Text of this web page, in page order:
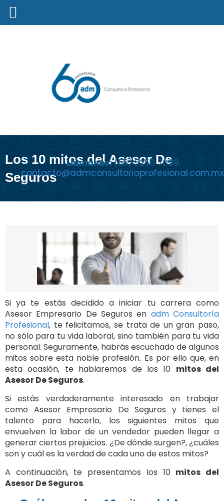
Llámanos:(55) 5250 7099
contacto@admconsultoriaprofesional.com.mx
Los 10 mitos del Asesor De
Seguros
Si ya te estás decidido a iniciar tu carrera como
Asesor Empresario De Seguros en adm Consultoría
Profesional, te felicitamos, se trata de un gran paso,
no sólo para tu vida laboral, sino también para tu vida
personal. Seguramente, habrás escuchado de algunos
mitos sobre esta noble profesión. Es por ello que, en
esta ocasión, te hablaremos de los 10 mitos del
Asesor De Seguros.
Si estás verdaderamente interesado en trabajar
como Asesor Empresario De Seguros y tienes el
talento para hacerlo, los siguientes mitos que
envuelven la labor de un vendedor pueden llegar a
generar ciertos prejuicios. ¿De dónde surgen?, ¿cuáles
son y cuál es la verdad de cada uno de estos mitos?
A continuación, te presentamos los 10 mitos del
Asesor De Seguros.